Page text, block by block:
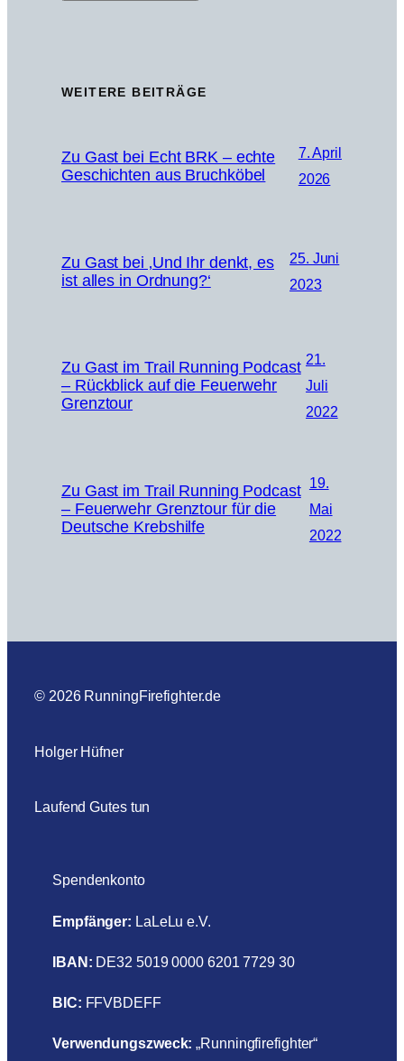
WEITERE BEITRÄGE
Zu Gast bei Echt BRK – echte
Geschichten aus Bruchköbel
7. April
2026
Zu Gast bei ‚Und Ihr denkt, es
ist alles in Ordnung?‘
25. Juni
2023
Zu Gast im Trail Running Podcast
– Rückblick auf die Feuerwehr
Grenztour
21.
Juli
2022
Zu Gast im Trail Running Podcast
– Feuerwehr Grenztour für die
Deutsche Krebshilfe
19.
Mai
2022
© 2026 RunningFirefighter.de
Holger Hüfner
Laufend Gutes tun
Spendenkonto
Empfänger: LaLeLu e.V.
IBAN: DE32 5019 0000 6201 7729 30
BIC: FFVBDEFF
Verwendungszweck: „Runningfirefighter“